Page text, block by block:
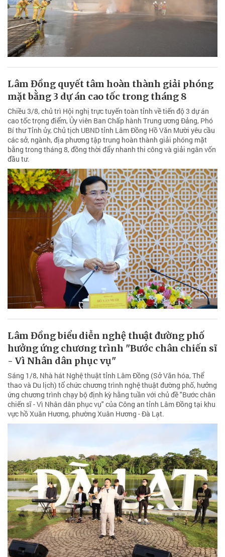
Lâm Đồng quyết tâm hoàn thành giải phóng
mặt bằng 3 dự án cao tốc trong tháng 8
Chiều 3/8, chủ trì Hội nghị trực tuyến toàn tỉnh về tiến độ 3 dự án
cao tốc trọng điểm, Ủy viên Ban Chấp hành Trung ương Đảng, Phó
Bí thư Tỉnh ủy, Chủ tịch UBND tỉnh Lâm Đồng Hồ Văn Mười yêu cầu
các sở, ngành, địa phương tập trung hoàn thành giải phóng mặt
bằng trong tháng 8, đồng thời đẩy nhanh thi công và giải ngân vốn
đầu tư.
Lâm Đồng biểu diễn nghệ thuật đường phố
hưởng ứng chương trình "Bước chân chiến sĩ
- Vì Nhân dân phục vụ"
Sáng 1/8, Nhà hát Nghệ thuật tỉnh Lâm Đồng (Sở Văn hóa, Thể
thao và Du lịch) tổ chức chương trình nghệ thuật đường phố, hưởng
ứng chương trình chạy bộ định kỳ hằng tuần với chủ đề "Bước chân
chiến sĩ - Vì Nhân dân phục vụ" của Công an tỉnh Lâm Đồng tại khu
vực hồ Xuân Hương, phường Xuân Hương - Đà Lạt.